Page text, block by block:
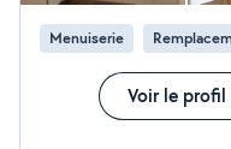
Menuiserie
Voir le profil